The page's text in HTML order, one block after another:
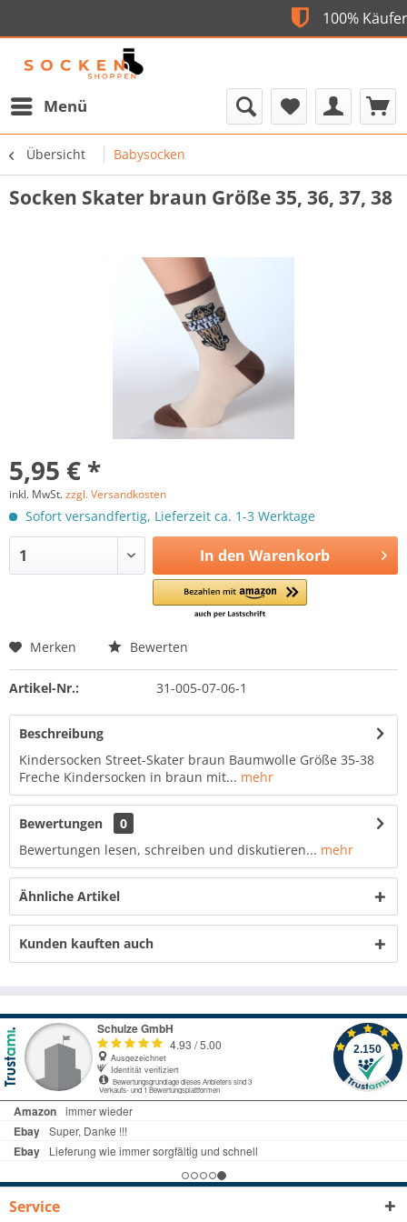
Flexible Bezahlung100%
Menü
Übersicht Babysocken
Socken Skater braun Größe 35, 36, 37, 38
5,95 € *
inkl. MwSt.zzgl. Versandkosten
Sofort versandfertig, Lieferzeit ca. 1-3 Werktage
In den Warenkorb
Merken Bewerten
Artikel-Nr.: 31-005-07-06-1
Beschreibung
Kindersocken Street-Skater braun Baumwolle Größe 35-38
Freche Kindersocken in braun mit... mehr
Bewertungen
0
Bewertungen lesen, schreiben und diskutieren... mehr
Ähnliche Artikel
Kunden kauften auch
Service